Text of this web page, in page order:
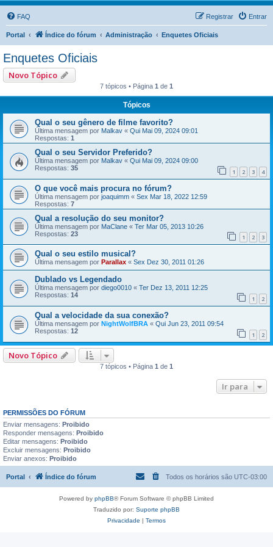
FAQ Entrar
Registrar
Portal Índice do fórum Administração Enquetes Oficiais
Enquetes Oficiais
Novo Tópico
7 tópicos • Página 1 de 1
Tópicos
Qual o seu gênero de filme favorito?
Última mensagem por Malkav « Qui Mai 09, 2024 09:01
Respostas: 1
Qual o seu Servidor Preferido?
Última mensagem por Malkav « Qui Mai 09, 2024 09:00
Respostas: 35 1 2 3 4
O que você mais procura no fórum?
Última mensagem por joaquimm « Sex Mar 18, 2022 12:59
Respostas: 7
Qual a resolução do seu monitor?
Última mensagem por MaClane « Ter Mar 05, 2013 10:26
Respostas: 23 1 2 3
Qual o seu estilo musical?
Última mensagem por Parallax « Sex Dez 30, 2011 01:26
Dublado vs Legendado
Última mensagem por diego0010 « Ter Dez 13, 2011 12:25
Respostas: 14 1 2
Qual a velocidade da sua conexão?
Última mensagem por NightWolfBRA « Qui Jun 23, 2011 09:54
Respostas: 12 1 2
Novo Tópico
7 tópicos • Página 1 de 1
Ir para
PERMISSÕES DO FÓRUM
Enviar mensagens: Proibido
Responder mensagens: Proibido
Editar mensagens: Proibido
Excluir mensagens: Proibido
Enviar anexos: Proibido
Portal Índice do fórum Todos os horários são UTC-03:00
Powered by phpBB® Forum Software © phpBB Limited
Traduzido por: Suporte phpBB
Privacidade | Termos